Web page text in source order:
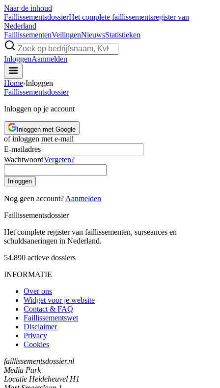
Naar de inhoud
FaillissementsdossierHet complete faillissementsregister van
Nederland
FaillissementenVeilingenNieuwsStatistieken
InloggenAanmelden
Home›Inloggen
Faillissementsdossier
Inloggen op je account
Inloggen met Google
of inloggen met e-mail
E-mailadres
WachtwoordVergeten?
Inloggen
Nog geen account? Aanmelden
Faillissementsdossier
Het complete register van faillissementen, surseances en
schuldsaneringen in Nederland.
54.890 actieve dossiers
INFORMATIE
Over ons
Widget voor je website
Contact & FAQ
Faillissementswet
Disclaimer
Privacy
Cookies
faillissementsdossier.nl
Media Park
Locatie Heideheuvel H1